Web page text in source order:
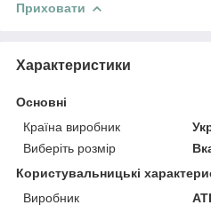
Приховати
Характеристики
Основні
Країна виробник
Виберіть розмір
Користувальницькі
Виробник